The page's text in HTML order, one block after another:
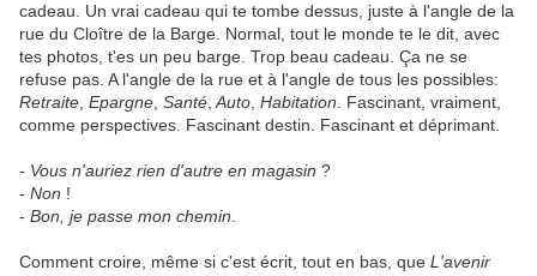
cadeau. Un vrai cadeau qui te tombe dessus, juste à l'angle de la
rue du Cloître de la Barge. Normal, tout le monde te le dit, avec
tes photos, t'es un peu barge. Trop beau cadeau. Ça ne se
refuse pas. A l'angle de la rue et à l'angle de tous les possibles:
Retraite Epargne Santé Auto Habitation . Fascinant, vraiment,
comme perspectives. Fascinant destin. Fascinant et déprimant.
- Vous n'auriez rien d'autre en magasin ?
- Non !
- Bon, je passe mon chemin
Comment croire, même si c'est écrit, tout en bas, que L'avenir